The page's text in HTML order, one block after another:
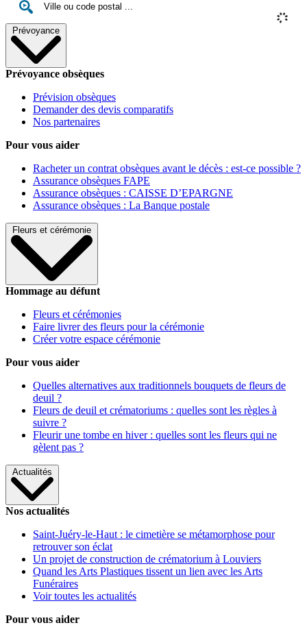
Prévoyance
Prévoyance obsèques
Prévision obsèques
Demander des devis comparatifs
Nos partenaires
Pour vous aider
Racheter un contrat obsèques avant le décès : est-ce possible ?
Assurance obsèques FAPE
Assurance obsèques : CAISSE D’EPARGNE
Assurance obsèques : La Banque postale
Fleurs et cérémonie
Hommage au défunt
Fleurs et cérémonies
Faire livrer des fleurs pour la cérémonie
Créer votre espace cérémonie
Pour vous aider
Quelles alternatives aux traditionnels bouquets de fleurs de
deuil ?
Fleurs de deuil et crématoriums : quelles sont les règles à
suivre ?
Fleurir une tombe en hiver : quelles sont les fleurs qui ne
gèlent pas ?
Actualités
Nos actualités
Saint-Juéry-le-Haut : le cimetière se métamorphose pour
retrouver son éclat
Un projet de construction de crématorium à Louviers
Quand les Arts Plastiques tissent un lien avec les Arts
Funéraires
Voir toutes les actualités
Pour vous aider